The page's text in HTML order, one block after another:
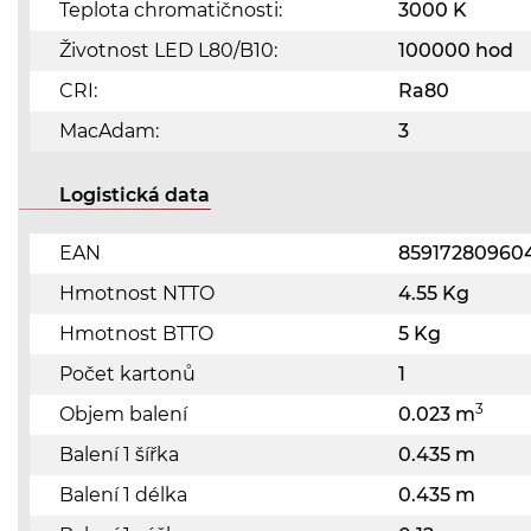
Teplota chromatičnosti:
3000 K
Životnost LED L80/B10:
100000 hod
CRI:
Ra80
MacAdam:
3
Logistická data
EAN
Hmotnost NTTO
4.55 Kg
Hmotnost BTTO
5 Kg
Počet kartonů
1
Objem balení
0.023 m3
Balení 1 šířka
0.435 m
Balení 1 délka
0.435 m